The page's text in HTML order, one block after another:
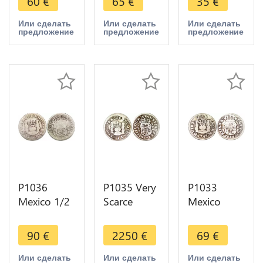
1746 Mo
Mexiko City
Silver ->
Или сделать
предложение
1748 Mo
Mexiko City
Silver ->
Или сделать
предложение
Real
Ferdinand
VII 1814
Или сделать
предложение
P1036
Mexico 1/2
V 1735 Mo
FM Silver -
>Make
90 €
Или сделать
P1035 Very
Scarce
Real Philip
V 1733 Mo
F Silver -
2250 €
Или сделать
P1033
Mexico
Colony 1/2
Real
Ferdinand
69 €
Или сделать